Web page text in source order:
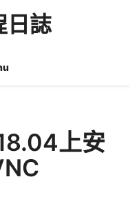
日誌
上安